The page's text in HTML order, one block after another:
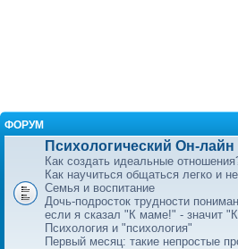
ФОРУМ
Психологический Он-
Как создать идеальные
Как научиться общаться легко и
Семья и воспитание
Дочь-подросток трудности
если я сказал "К маме!" - значит
Психология и "психология"
Первый месяц: такие непростые